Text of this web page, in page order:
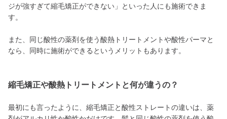
ジが強すぎて縮毛矯正ができない」といった人にも施術できま
す。
また、同じ酸性の薬剤を使う酸熱トリートメントや酸性パーマと
なら、同時に施術ができるというメリットもあります。
縮毛矯正や酸熱トリートメントと何が違うの？
最初にも言ったように、縮毛矯正と酸性ストレートの違いは、薬